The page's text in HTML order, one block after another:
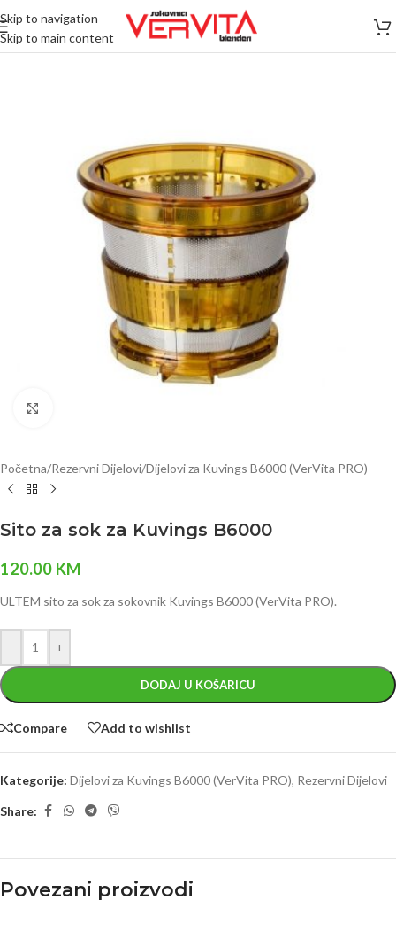
Skip to navigation
Skip to main content
Početna/Rezervni Dijelovi/Dijelovi za Kuvings B6000 (VerVita PRO)
Sito za sok za Kuvings B6000
120.00 KM
ULTEM sito za sok za sokovnik Kuvings B6000 (VerVita PRO).
- +
DODAJ U KOŠARICU
Compare Add to wishlist
Kategorije: Dijelovi za Kuvings B6000 (VerVita PRO), Rezervni Dijelovi
Share:
Povezani proizvodi